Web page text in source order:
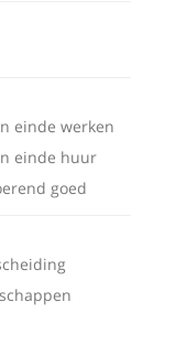
einde werken
einde huur
goed